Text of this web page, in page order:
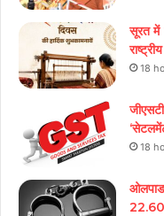
सूरत में
18
18
ओलपाड
22.60